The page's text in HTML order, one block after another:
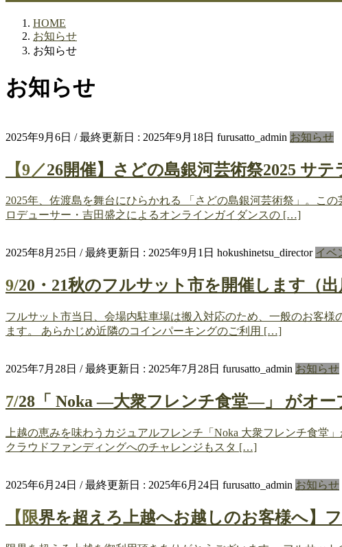
HOME
お知らせ
お知らせ
お知らせ
2025年9月6日 / 最終更新日 : 2025年9月18日 furusatto_admin お知らせ
【9／26開催】さどの島銀河芸術祭2025
2025年、佐渡島を舞台にひらかれる 「さどの島銀河芸術祭」。こ
ロデューサー・吉田盛之によるオンラインガイダンスの […]
2025年8月25日 / 最終更新日 : 2025年9月1日 hokushinetsu_director イベ
9/20・21秋のフルサット市を開催します（
フルサット市当日、会場内駐車場は搬入対応のため、一般のお客
ます。 あらかじめ近隣のコインパーキングのご利用 […]
2025年7月28日 / 最終更新日 : 2025年7月28日 furusatto_admin お知らせ
7/28「 Noka ―大衆フレンチ食堂―」 がオー
上越の恵みを味わうカジュアルフレンチ「Noka 大衆フレンチ食
クラウドファンディングへのチャレンジもスタ […]
2025年6月24日 / 最終更新日 : 2025年6月24日 furusatto_admin お知らせ
【限界を超えろ上越へお越しのお客様へ